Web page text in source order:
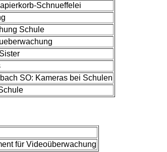
Schnueffelei
Schule
SO: Kameras bei Schulen
für Videoüberwachung